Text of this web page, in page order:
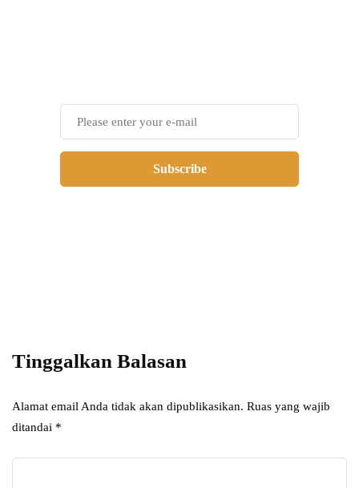
Subscribe
Tinggalkan Balasan
Alamat email Anda tidak akan dipublikasikan. Ruas yang wajib
ditandai *